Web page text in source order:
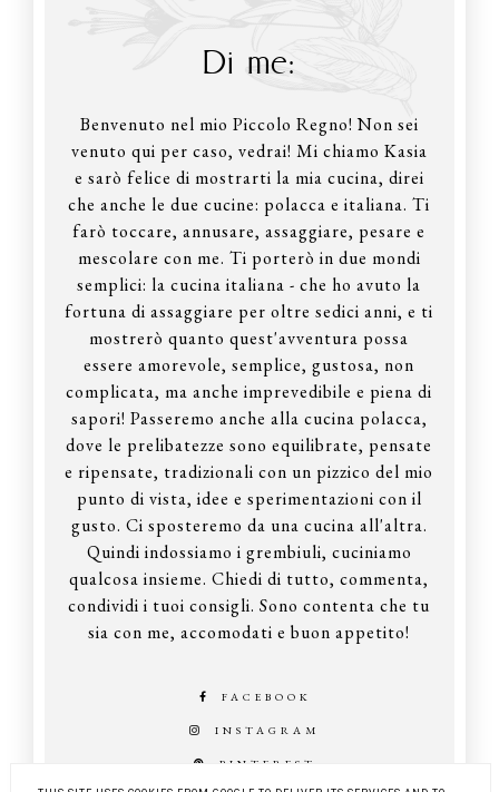
Di me:
Benvenuto nel mio Piccolo Regno! Non sei
venuto qui per caso, vedrai! Mi chiamo Kasia
e sarò felice di mostrarti la mia cucina, direi
che anche le due cucine: polacca e italiana. Ti
farò toccare, annusare, assaggiare, pesare e
mescolare con me. Ti porterò in due mondi
semplici: la cucina italiana - che ho avuto la
fortuna di assaggiare per oltre sedici anni, e ti
mostrerò quanto quest'avventura possa
essere amorevole, semplice, gustosa, non
complicata, ma anche imprevedibile e piena di
sapori! Passeremo anche alla cucina polacca,
dove le prelibatezze sono equilibrate, pensate
e ripensate, tradizionali con un pizzico del mio
punto di vista, idee e sperimentazioni con il
gusto. Ci sposteremo da una cucina all'altra.
Quindi indossiamo i grembiuli, cuciniamo
qualcosa insieme. Chiedi di tutto, commenta,
condividi i tuoi consigli. Sono contenta che tu
sia con me, accomodati e buon appetito!
FACEBOOK
INSTAGRAM
PINTEREST